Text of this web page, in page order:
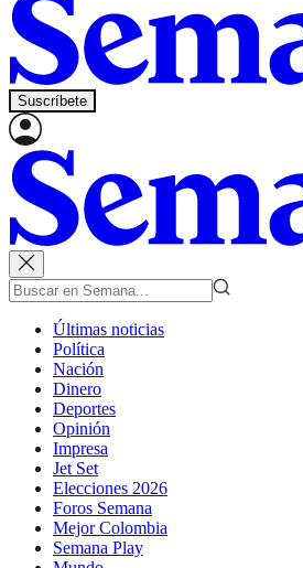
Suscríbete
Últimas noticias
Política
Nación
Dinero
Deportes
Opinión
Impresa
Jet Set
Elecciones 2026
Foros Semana
Mejor Colombia
Semana Play